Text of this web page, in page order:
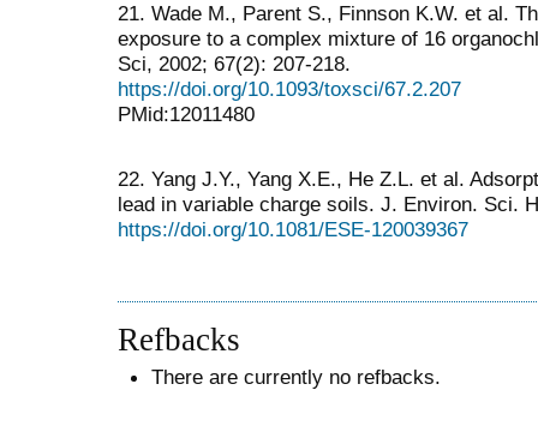
21. Wade M., Parent S., Finnson K.W. et al.
exposure to a complex mixture of 16
Sci, 2002; 67(2): 207-218.
https://doi.org/10.1093/toxsci/67.2.207
PMid:12011480
22. Yang J.Y., Yang X.E., He Z.L. et al.
lead in variable charge soils. J. Environ. Sci.
https://doi.org/10.1081/ESE-120039367
Refbacks
There are currently no refbacks.